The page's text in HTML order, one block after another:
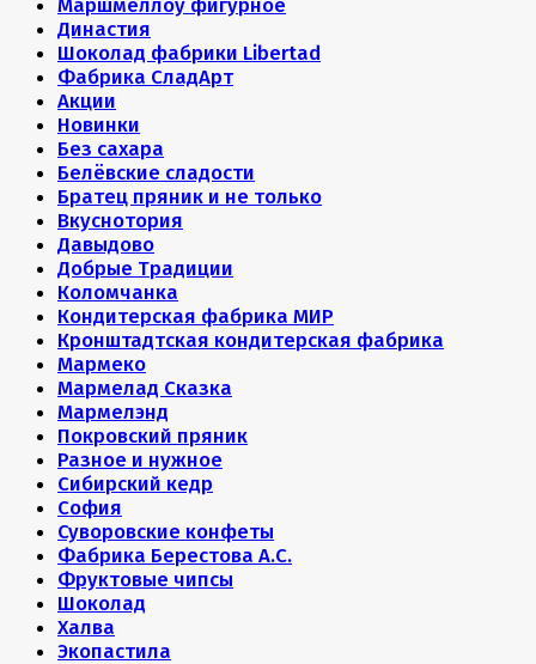
Маршмеллоу фигурное
Династия
Шоколад фабрики Libertad
Фабрика СладАрт
Акции
Новинки
Без сахара
Белёвские сладости
Братец пряник и не только
Вкуснотория
Давыдово
Добрые Традиции
Коломчанка
Кондитерская фабрика МИР
Кронштадтская кондитерская фабрика
Мармеко
Мармелад Сказка
Мармелэнд
Покровский пряник
Разное и нужное
Сибирский кедр
София
Суворовские конфеты
Фабрика Берестова А.С.
Фруктовые чипсы
Шоколад
Халва
Экопастила